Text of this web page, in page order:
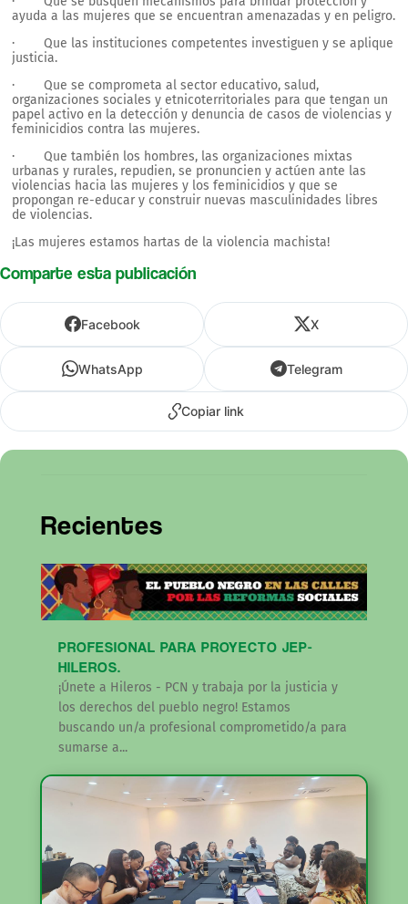
ayuda a las mujeres que se encuentran amenazadas y en peligro.
· Que las instituciones competentes investiguen y se aplique
justicia.
· Que se comprometa al sector educativo, salud,
organizaciones sociales y etnicoterritoriales para que tengan un
papel activo en la detección y denuncia de casos de violencias y
feminicidios contra las mujeres.
· Que también los hombres, las organizaciones mixtas
urbanas y rurales, repudien, se pronuncien y actúen ante las
violencias hacia las mujeres y los feminicidios y que se
propongan re-educar y construir nuevas masculinidades libres
de violencias.
¡Las mujeres estamos hartas de la violencia machista!
Comparte esta publicación
Facebook X
WhatsApp Telegram
Copiar link
Recientes
PROFESIONAL PARA PROYECTO JEP-
HILEROS.
¡Únete a Hileros - PCN y trabaja por la justicia y
los derechos del pueblo negro! Estamos
buscando un/a profesional comprometido/a para
sumarse a...